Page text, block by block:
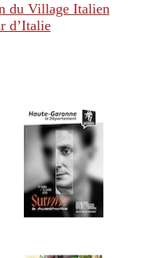
du Village Italien
d’Italie